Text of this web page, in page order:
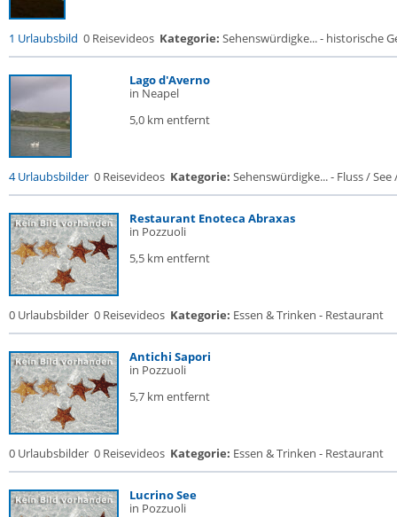
1 Urlaubsbild 0 Reisevideos Kategorie: Sehenswürdigke... - historische
Lago d'Averno
in Neapel
5,0 km entfernt
4 Urlaubsbilder 0 Reisevideos Kategorie: Sehenswürdigke... - Fluss / See
Restaurant Enoteca Abraxas
in Pozzuoli
5,5 km entfernt
0 Urlaubsbilder 0 Reisevideos Kategorie: Essen & Trinken - Restaurant
Antichi Sapori
in Pozzuoli
5,7 km entfernt
0 Urlaubsbilder 0 Reisevideos Kategorie: Essen & Trinken - Restaurant
Lucrino See
in Pozzuoli